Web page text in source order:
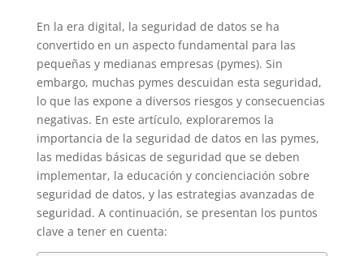
En la era digital, la seguridad de datos se ha
convertido en un aspecto fundamental para las
pequeñas y medianas empresas (pymes). Sin
embargo, muchas pymes descuidan esta seguridad,
lo que las expone a diversos riesgos y consecuencias
negativas. En este artículo, exploraremos la
importancia de la seguridad de datos en las pymes,
las medidas básicas de seguridad que se deben
implementar, la educación y concienciación sobre
seguridad de datos, y las estrategias avanzadas de
seguridad. A continuación, se presentan los puntos
clave a tener en cuenta: